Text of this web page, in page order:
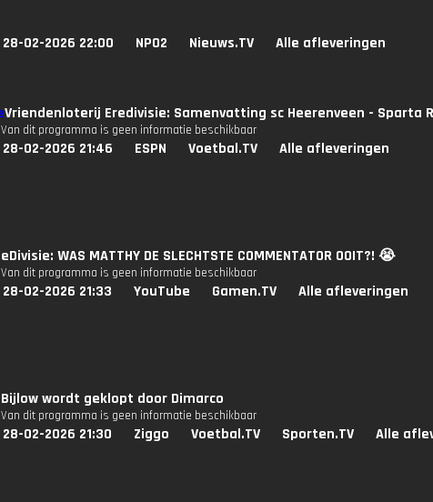
28-02-2026 22:00 NPO2 Nieuws.TV Alle afleveringen
Vriendenloterij Eredivisie: Samenvatting sc Heerenveen - Sparta
Van dit programma is geen informatie beschikbaar
28-02-2026 21:46 ESPN Voetbal.TV Alle afleveringen
eDivisie: WAS MATTHY DE SLECHTSTE COMMENTATOR OOIT?! 😭
Van dit programma is geen informatie beschikbaar
28-02-2026 21:33 YouTube Gamen.TV Alle afleveringen
Bijlow wordt geklopt door Dimarco
Van dit programma is geen informatie beschikbaar
28-02-2026 21:30 Ziggo Voetbal.TV Sporten.TV Alle